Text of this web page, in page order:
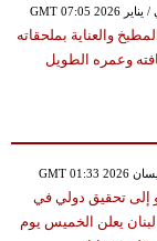
والعناية بملحقاته
وعمره الطويل
إلى تحقيق دولي في
لبنان يعلن الخميس يوم